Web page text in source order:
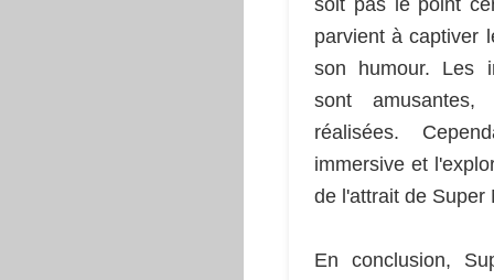
soit pas le point
parvient à captiver
son humour. Les
sont
réalisées.
immersive et
de l'attrait de Super
En conclusion,